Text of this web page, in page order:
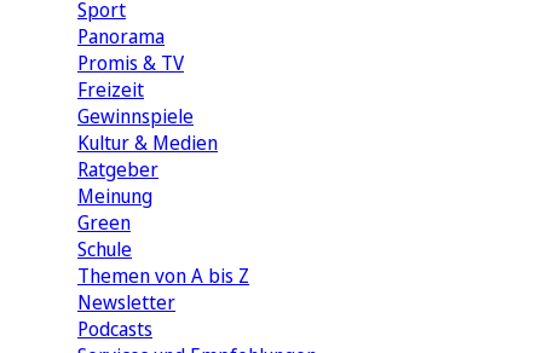
Sport
Panorama
Promis & TV
Freizeit
Gewinnspiele
Kultur & Medien
Ratgeber
Meinung
Green
Schule
Themen von A bis Z
Newsletter
Podcasts